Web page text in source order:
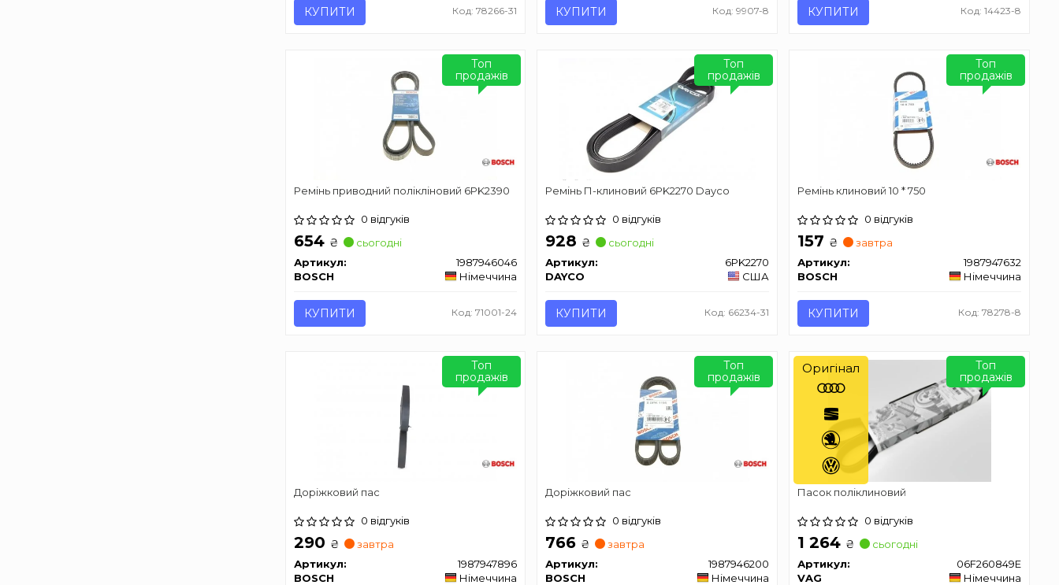
КУПИТИ Код: 78266-31 КУПИТИ Код: 9907-8 КУПИТИ Код: 14423-8
Ремінь приводний полікліновий 6PK2390
0 відгуків
654 ₴
сьогодні
Артикул:
1987946046
BOSCH
Німеччина
КУПИТИ Код: 71001-24
Топ
продажів
Ремінь П-клиновий 6PK2270 Dayco
0 відгуків
928 ₴
сьогодні
Артикул:
6PK2270
DAYCO
США
КУПИТИ Код: 66234-31
Топ
продажів
Ремінь клиновий 10 * 750
0 відгуків
157 ₴
завтра
Артикул:
1987947632
BOSCH
Німеччина
КУПИТИ Код: 78278-8
Топ
продажів
Доріжковий пас
0 відгуків
290 ₴
завтра
Артикул:
1987947896
BOSCH
Німеччина
Топ
продажів
Доріжковий пас
0 відгуків
766 ₴
завтра
Артикул:
1987946200
BOSCH
Німеччина
Топ
продажів
Пасок поліклиновий
0 відгуків
1 264 ₴
сьогодні
Артикул:
06F260849E
VAG
Німеччина
Топ
продажів
Оригінал